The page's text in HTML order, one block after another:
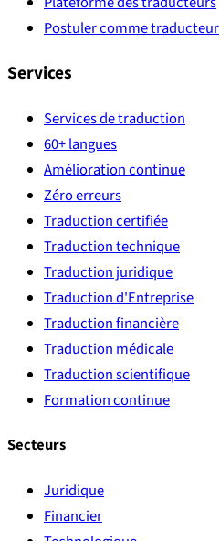
Postuler comme traducteur
Services
Services de traduction
60+ langues
Amélioration continue
Zéro erreurs
Traduction certifiée
Traduction technique
Traduction juridique
Traduction d'Entreprise
Traduction financière
Traduction médicale
Traduction scientifique
Formation continue
Secteurs
Juridique
Financier